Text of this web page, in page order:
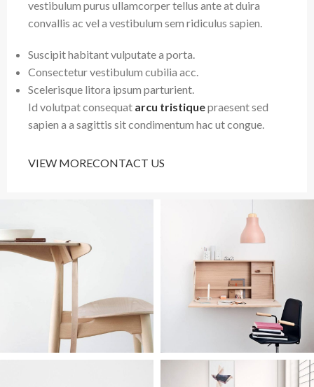
vestibulum purus ullamcorper tellus ante at duira
convallis ac vel a vestibulum sem ridiculus sapien.
Suscipit habitant vulputate a porta.
Consectetur vestibulum cubilia acc.
Scelerisque litora ipsum parturient.
Id volutpat consequat arcu tristiquepraesent sed
sapien a a sagittis sit condimentum hac ut congue.
VIEW MORECONTACT US